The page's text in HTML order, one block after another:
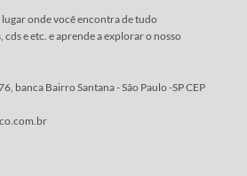
onde você encontra de tudo
e etc. e aprende a explorar o nosso
banca Bairro Santana - São Paulo -SP CEP